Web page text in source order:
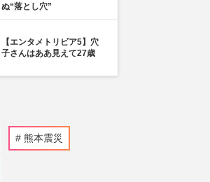
ぬ“落とし穴”
【エンタメトリビア5】穴
子さんはああ見えて27歳
熊本震災